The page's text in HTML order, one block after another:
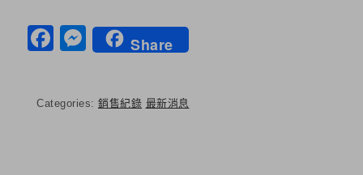
Facebook
Messenger
Share
Categories: 銷售紀錄 最新消息